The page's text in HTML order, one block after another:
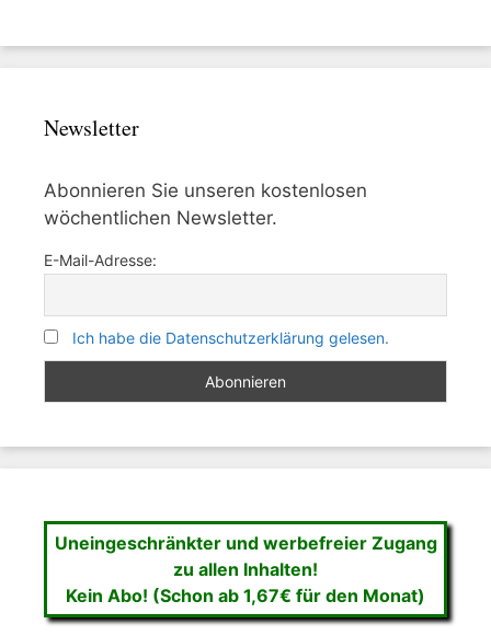
Newsletter
Abonnieren Sie unseren kostenlosen
wöchentlichen Newsletter.
E-Mail-Adresse:
Ich habe die Datenschutzerklärung gelesen.
Uneingeschränkter und werbefreier Zugang
zu allen Inhalten!
Kein Abo! (Schon ab 1,67€ für den Monat)